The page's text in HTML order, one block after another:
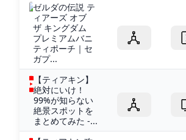
ゼルダの伝説 テ
ィアーズ オブ
ザ キングダム
プレミアムバニ
ティポーチ｜セ
ガプ...
【ティアキン】
絶対にいけ！
99%が知らない
絶景スポットを
まとめてみた -...